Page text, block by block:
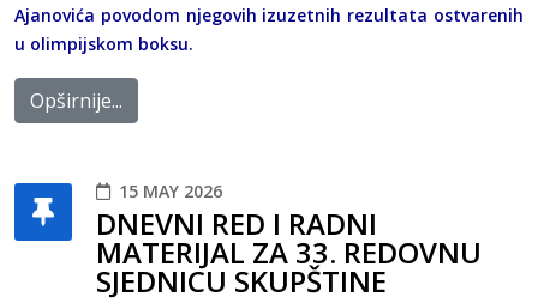
Ajanovića povodom njegovih izuzetnih rezultata ostvarenih
u olimpijskom boksu.
Opširnije...
15 MAY 2026
DNEVNI RED I RADNI
MATERIJAL ZA 33. REDOVNU
SJEDNICU SKUPŠTINE